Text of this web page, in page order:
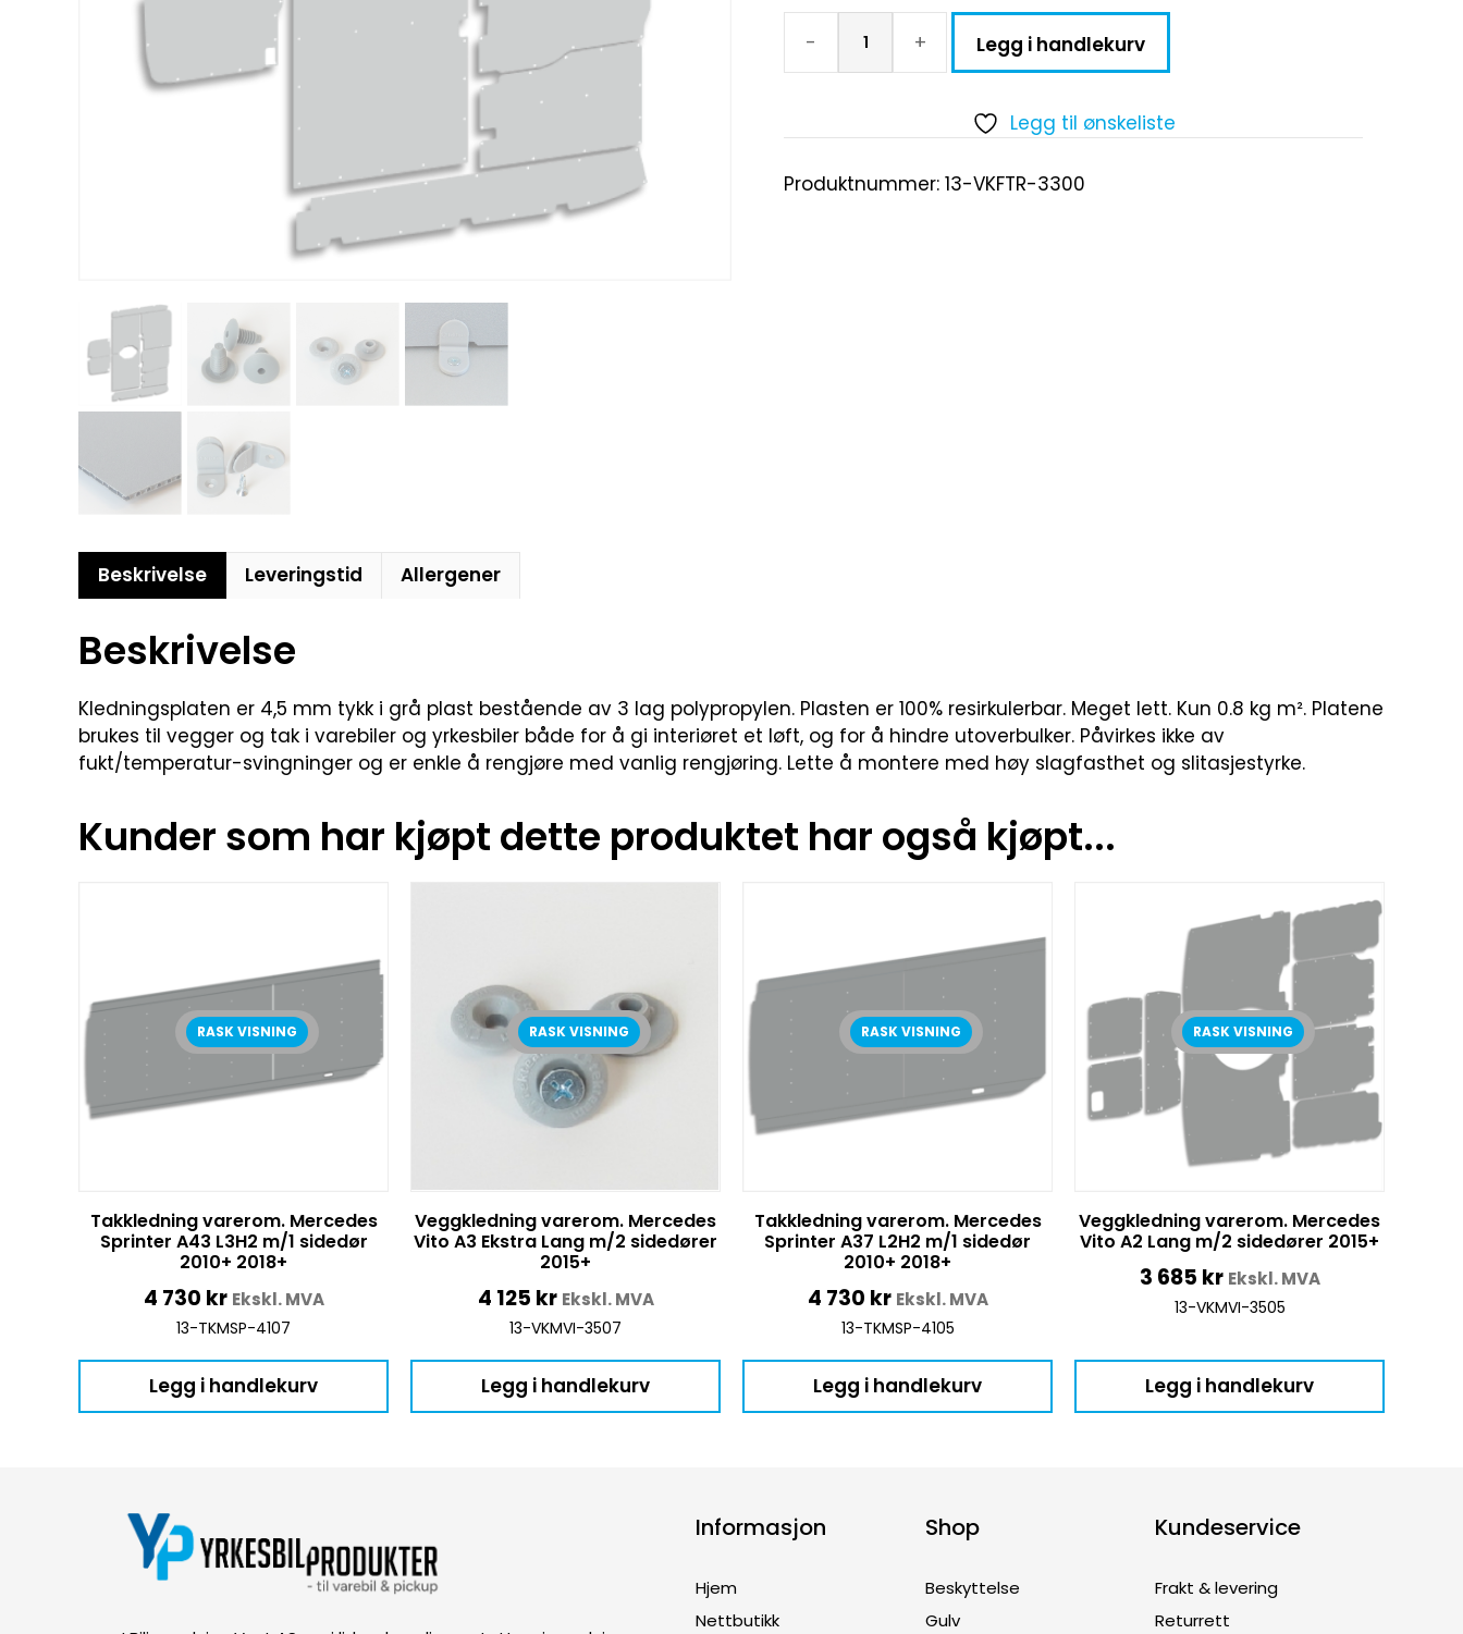
- + Legg i handlekurv
Legg til ønskeliste
Produktnummer: 13-VKFTR-3300
Beskrivelse Leveringstid Allergener
Beskrivelse
Kledningsplaten er 4,5 mm tykk i grå plast bestående av 3 lag polypropylen. Plasten er 100% resirkulerbar. Meget lett. Kun 0.8 kg m². Platene
brukes til vegger og tak i varebiler og yrkesbiler både for å gi interiøret et løft, og for å hindre utoverbulker. Påvirkes ikke av
fukt/temperatur-svingninger og er enkle å rengjøre med vanlig rengjøring. Lette å montere med høy slagfasthet og slitasjestyrke.
Kunder som har kjøpt dette produktet har også kjøpt...
RASK VISNING
Takkledning varerom. Mercedes
Sprinter A43 L3H2 m/1 sidedør
2010+ 2018+
4 730 kr Ekskl. MVA
13-TKMSP-4107
Legg i handlekurv
RASK VISNING
Veggkledning varerom. Mercedes
Vito A3 Ekstra Lang m/2 sidedører
2015+
4 125 kr Ekskl. MVA
13-VKMVI-3507
Legg i handlekurv
RASK VISNING
Takkledning varerom. Mercedes
Sprinter A37 L2H2 m/1 sidedør
2010+ 2018+
4 730 kr Ekskl. MVA
13-TKMSP-4105
Legg i handlekurv
RASK VISNING
Veggkledning varerom. Mercedes
Vito A2 Lang m/2 sidedører 2015+
3 685 kr Ekskl. MVA
13-VKMVI-3505
Legg i handlekurv
Informasjon
Hjem
Nettbutikk
Shop
Beskyttelse
Gulv
Kundeservice
Frakt & levering
Returrett